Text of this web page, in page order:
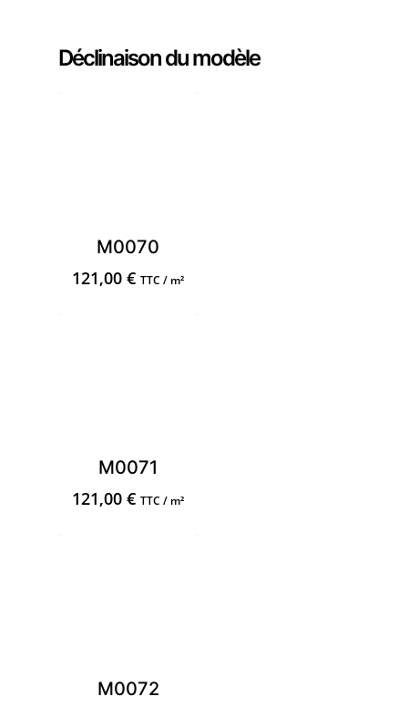
Déclinaison du modèle
M0070
121,00€ TTC / m²
M0071
121,00€ TTC / m²
M0072